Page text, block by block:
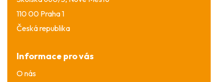
110 00 Praha 1
Česká republika
Informace pro vás
O nás